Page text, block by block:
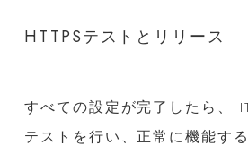
HTTPSテストとリリース
すべての設定が完了したら、
テストを行い、正常に機能す